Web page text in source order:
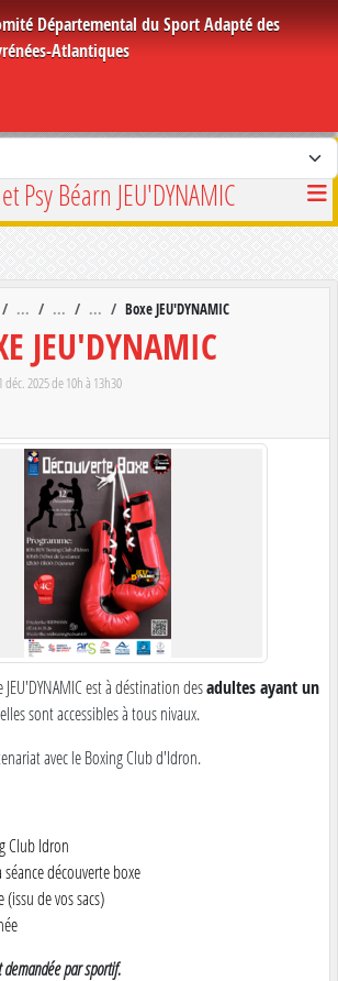
Départemental du Sport Adapté des
Atlantiques
Psy Béarn JEU'DYNAMIC
Boxe JEU'DYNAMIC
JEU'DYNAMIC
déc. 2025de 10h à 13h30
est à déstination desadultes ayant un
sont accessibles à tous nivaux.
avec le Boxing Club d'Idron.
Club Idron
découverte boxe
de vos sacs)
par sportif.